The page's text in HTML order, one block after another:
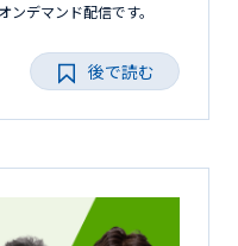
デマンド配信です。
後で読む